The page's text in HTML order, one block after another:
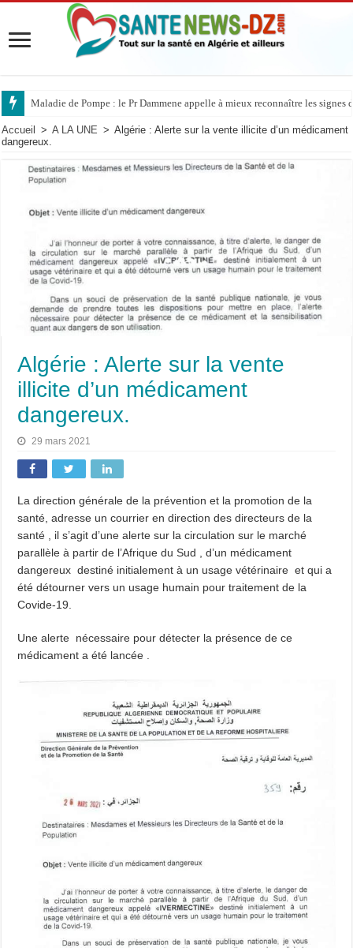
Maladie de Pompe : le Pr Dammene appelle à mieux reconnaître les signes
Maladie de Pompe : les experts alertent sur l’urgence d’un diagnostic
Accueil > A LA UNE > Algérie : Alerte sur la vente illicite d’un médicament
dangereux.
Algérie : Alerte sur la vente
illicite d’un médicament
dangereux.
29 mars 2021
La direction générale de la prévention et la promotion de la
santé, adresse un courrier en direction des directeurs de la
santé , il s’agit d’une alerte sur la circulation sur le marché
parallèle à partir de l’Afrique du Sud , d’un médicament
dangereux destiné initialement à un usage vétérinaire et qui a
été détourner vers un usage humain pour traitement de la
Covide-19.
Une alerte nécessaire pour détecter la présence de ce
médicament a été lancée .